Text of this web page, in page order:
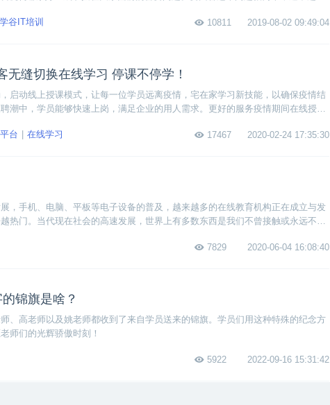
10811
2019-08-02 09:49:04
谷IT培训
无缝切换在线学习 停课不停学！
启动线上授课模式，让每一位学员远离疫情，宅在家学习新技能，以确保疫情结
潮中，学员能够快速上岗，满足企业的用人需求。更好的服务疫情期间在线授
17467 2020-02-24 17:35:30
台 在线学习
，手机、电脑、平板等电子设备的普及，越来越多的在线教育机构正在成立与发
热门。当代现在社会的高速发展，世界上有多数东西是我们不曾接触或永远不会
7829
2020-06-04 16:08:40
锦旗是啥？
、高老师以及姚老师都收到了来自学员送来的锦旗。学员们用这种特殊的纪念方
师们的光辉骄傲时刻！
5922 2022-09-16 15:31:42